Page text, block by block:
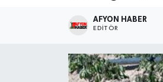
AFYON HABER
EDITÖR
Magazin